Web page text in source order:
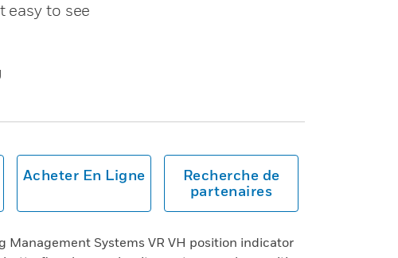
easy to see
Acheter En Ligne
Recherche de
partenaires
Management Systems VR VH position indicator